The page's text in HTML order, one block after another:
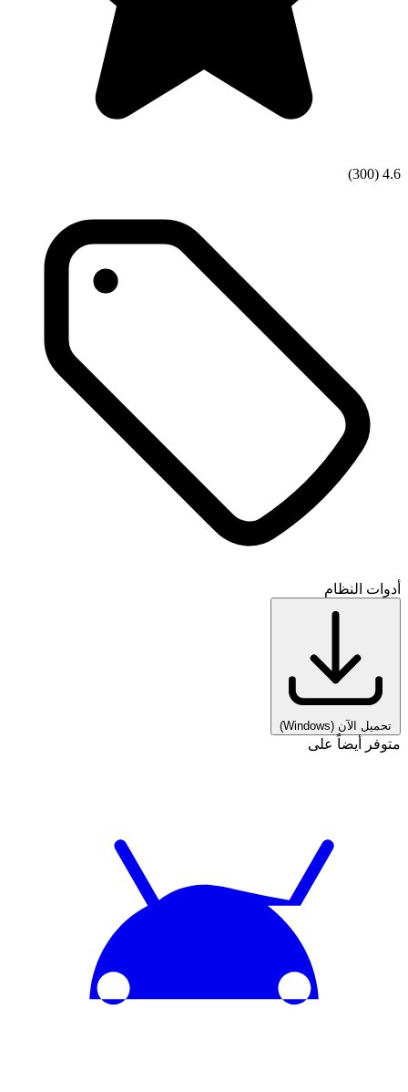
4.6
(300)
أدوات النظام
تحميل الآن (Windows)
متوفر أيضاً على